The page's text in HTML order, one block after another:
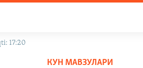
17:20
КУН МАВЗУЛАРИ